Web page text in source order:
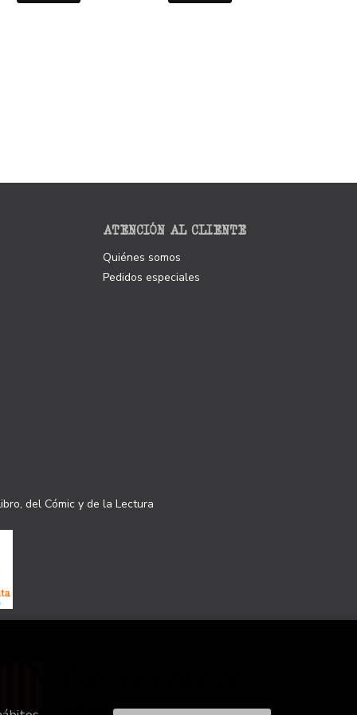
ATENCIÓN AL CLIENTE
Quiénes somos
Pedidos especiales
del Cómic y de la Lectura